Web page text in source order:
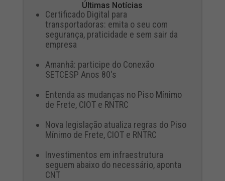
Últimas Notícias
Certificado Digital para
transportadoras: emita o seu com
segurança, praticidade e sem sair da
empresa
Amanhã: participe do Conexão
SETCESP Anos 80's
Entenda as mudanças no Piso Mínimo
de Frete, CIOT e RNTRC
Nova legislação atualiza regras do Piso
Mínimo de Frete, CIOT e RNTRC
Investimentos em infraestrutura
seguem abaixo do necessário, aponta
CNT